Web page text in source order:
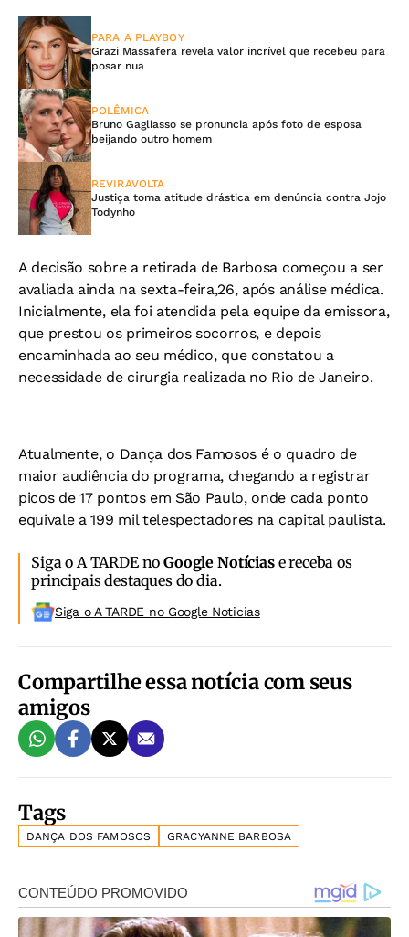
PARA A PLAYBOY
Grazi Massafera revela valor incrível que recebeu para
posar nua
POLÊMICA
Bruno Gagliasso se pronuncia após foto de esposa
beijando outro homem
REVIRAVOLTA
Justiça toma atitude drástica em denúncia contra Jojo
Todynho
A decisão sobre a retirada de Barbosa começou a ser
avaliada ainda na sexta-feira,26, após análise médica.
Inicialmente, ela foi atendida pela equipe da emissora,
que prestou os primeiros socorros, e depois
encaminhada ao seu médico, que constatou a
necessidade de cirurgia realizada no Rio de Janeiro.
Atualmente, o Dança dos Famosos é o quadro de
maior audiência do programa, chegando a registrar
picos de 17 pontos em São Paulo, onde cada ponto
equivale a 199 mil telespectadores na capital paulista.
Siga o A TARDE noGoogle Notíciase receba os
principais destaques do dia.
Siga o A TARDE no Google Noticias
Compartilhe essa notícia com seus
amigos
Tags
DANÇA DOS FAMOSOS GRACYANNE BARBOSA